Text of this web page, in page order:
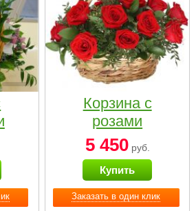
Заказать в один клик
Корзина с
розами
«Красный
Париж»
5 450руб.
Купить